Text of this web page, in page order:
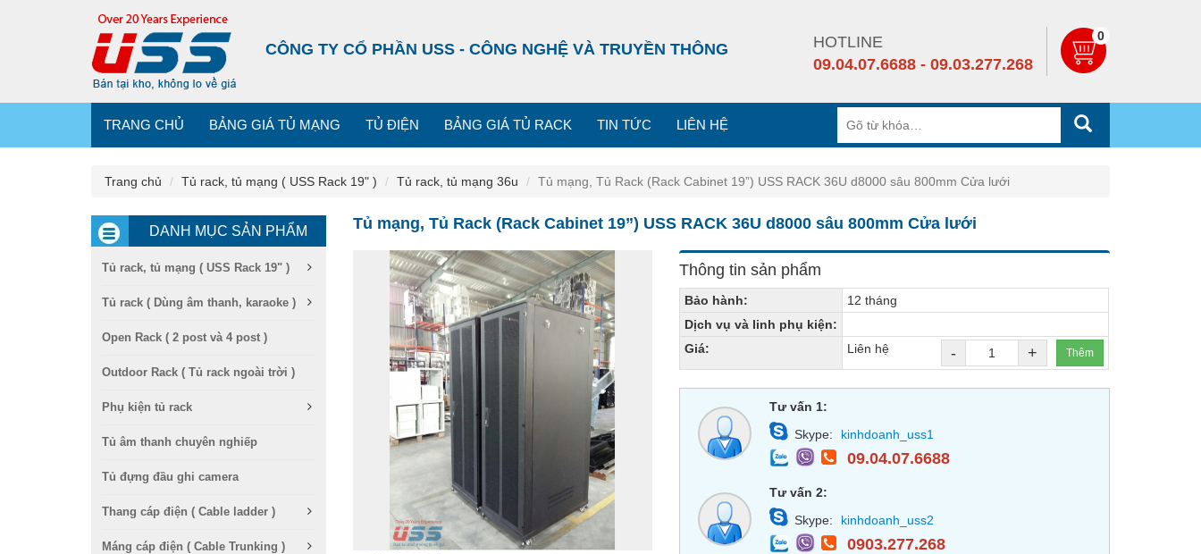
CÔNG TY CỔ PHẦN USS - CÔNG NGHỆ VÀ TRUYỀN THÔNG
HOTLINE
09.04.07.6688 - 09.03.277.268
0
TRANG CHỦ BẢNG GIÁ TỦ MẠNG TỦ ĐIỆN BẢNG GIÁ TỦ RACK TIN TỨC LIÊN HỆ
Trang chủ Tủ rack, tủ mạng ( USS Rack 19" ) Tủ rack, tủ mạng 36u Tủ mạng, Tủ Rack (Rack Cabinet 19”) USS RACK 36U d8000 sâu 800mm Cửa lưới
DANH MỤC SẢN PHẨM
Tủ rack, tủ mạng ( USS Rack 19" )
Tủ rack ( Dùng âm thanh, karaoke )
Open Rack ( 2 post và 4 post )
Outdoor Rack ( Tủ rack ngoài trời )
Phụ kiện tủ rack
Tủ âm thanh chuyên nghiếp
Tủ đựng đầu ghi camera
Thang cáp điện ( Cable ladder )
Máng cáp điện ( Cable Trunking )
Tủ mạng, Tủ Rack (Rack Cabinet 19”) USS RACK 36U d8000 sâu 800mm Cửa lưới
Thông tin sản phẩm
Bảo hành:
12 tháng
Dịch vụ và linh phụ kiện:
Giá:
Liên hệ - + Thêm
Tư vấn 1:
Skype:
kinhdoanh_uss1
09.04.07.6688
Tư vấn 2:
Skype:
kinhdoanh_uss2
0903.277.268